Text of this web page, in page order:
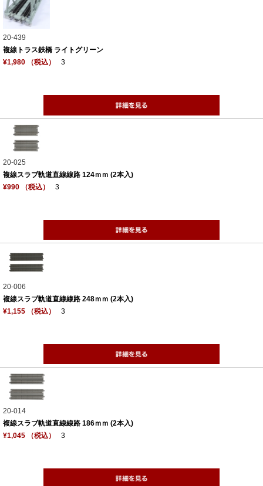
20-439
複線トラス鉄橋 ライトグリーン
¥1,980 （税込）
3
20-025
複線スラブ軌道直線線路 124ｍｍ (2本入)
¥990 （税込）
3
20-006
複線スラブ軌道直線線路 248ｍｍ (2本入)
¥1,155 （税込）
3
20-014
複線スラブ軌道直線線路 186ｍｍ (2本入)
¥1,045 （税込）
3